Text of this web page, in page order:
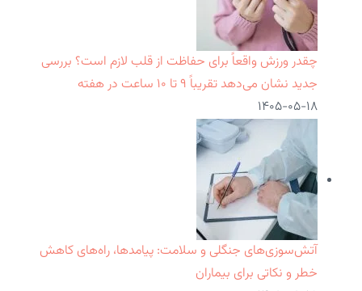
چقدر ورزش واقعاً برای حفاظت از قلب لازم است؟ بررسی
جدید نشان می‌دهد تقریباً ۹ تا ۱۰ ساعت در هفته
۱۴۰۵-۰۵-۱۸
آتش‌سوزی‌های جنگلی و سلامت: پیامدها، راه‌های کاهش
خطر و نکاتی برای بیماران